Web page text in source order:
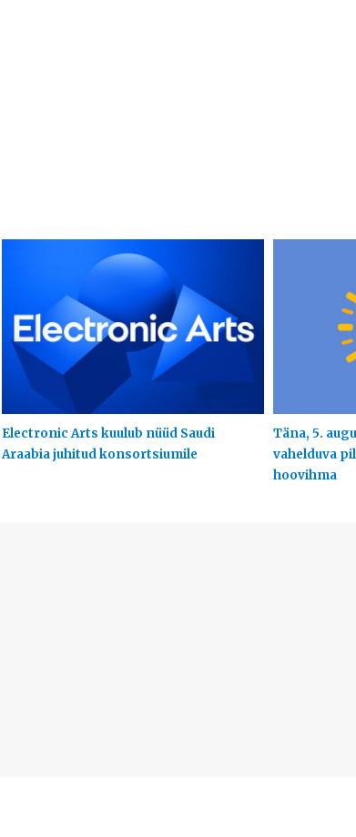
Electronic Arts kuulub nüüd Saudi
Araabia juhitud konsortsiumile
Täna, 5.
vahelduva
hoovihma